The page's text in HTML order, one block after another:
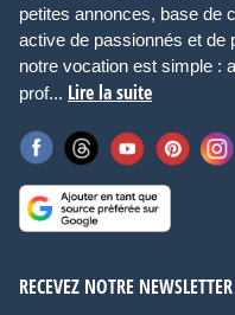
petites annonces, base de
active de passionnés et de
notre vocation est simple :
prof... Lire la suite
RECEVEZ NOTRE